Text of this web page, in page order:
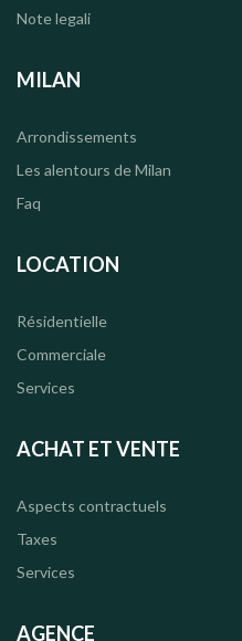
Note legali
MILAN
Arrondissements
Les alentours de Milan
Faq
LOCATION
Résidentielle
Commerciale
Services
ACHAT ET VENTE
Aspects contractuels
Taxes
Services
AGENCE